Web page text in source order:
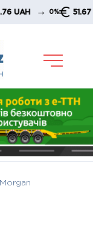
→ 0% 51.67 UAH